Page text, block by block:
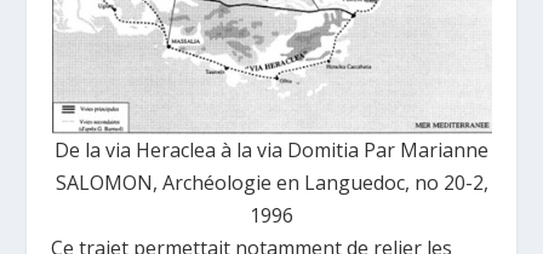
De la via Heraclea à la via Domitia Par Marianne
SALOMON, Archéologie en Languedoc, no 20-2,
1996
Ce trajet permettait notamment de relier les